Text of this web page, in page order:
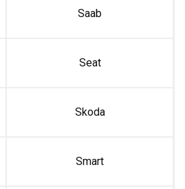
Saab
Seat
Skoda
Smart